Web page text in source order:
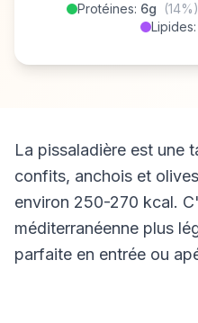
Protéines: 6g (14%)
Lipides:
La pissaladière est une
confits, anchois et
environ 250-270 kcal.
méditerranéenne plus
parfaite en entrée ou